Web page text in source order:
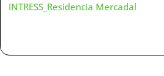
INTRESS_Residencia Mercadal